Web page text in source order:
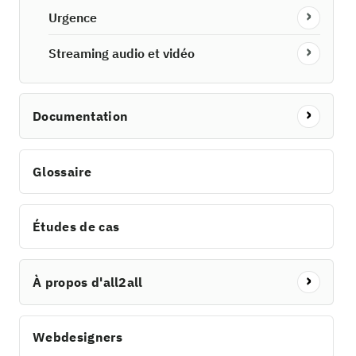
Urgence
Streaming audio et vidéo
Documentation
Glossaire
Études de cas
À propos d'all2all
Webdesigners